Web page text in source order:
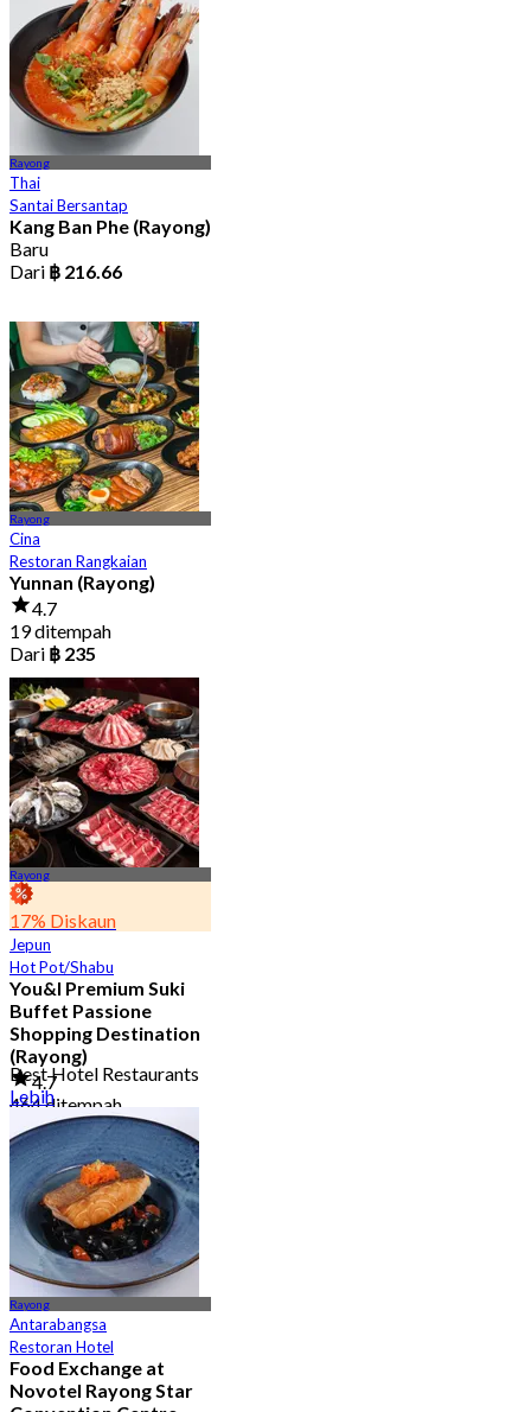
Rayong
Thai
Santai Bersantap
Kang Ban Phe (Rayong)
Baru
Dari ฿ 216.66
Rayong
Cina
Restoran Rangkaian
Yunnan (Rayong)
4.7
19 ditempah
Dari ฿ 235
Rayong
17% Diskaun
Jepun
Hot Pot/Shabu
You&I Premium Suki
Buffet Passione
Shopping Destination
(Rayong)
4.7
464 ditempah
Dari฿ 498
Best Hotel Restaurants
Lebih
Rayong
Antarabangsa
Restoran Hotel
Food Exchange at
Novotel Rayong Star